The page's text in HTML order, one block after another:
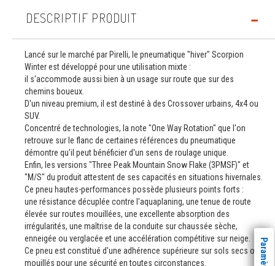
DESCRIPTIF PRODUIT
Lancé sur le marché par Pirelli, le pneumatique "hiver" Scorpion
Winter est développé pour une utilisation mixte :
il s'accommode aussi bien à un usage sur route que sur des
chemins boueux.
D'un niveau premium, il est destiné à des Crossover urbains, 4x4 ou
SUV.
Concentré de technologies, la note "One Way Rotation" que l'on
retrouve sur le flanc de certaines références du pneumatique
démontre qu'il peut bénéficier d'un sens de roulage unique.
Enfin, les versions "Three Peak Mountain Snow Flake (3PMSF)" et
"M/S" du produit attestent de ses capacités en situations hivernales.
Ce pneu hautes-performances possède plusieurs points forts :
une résistance décuplée contre l'aquaplaning, une tenue de route
élevée sur routes mouillées, une excellente absorption des
irrégularités, une maîtrise de la conduite sur chaussée sèche,
enneigée ou verglacée et une accélération compétitive sur neige.
Ce pneu est constitué d'une adhérence supérieure sur sols secs ou
mouillés pour une sécurité en toutes circonstances.